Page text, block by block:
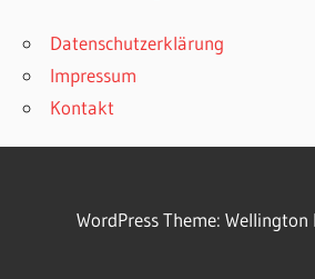
Datenschutzerklärung
Impressum
Kontakt
WordPress Theme: Wellington